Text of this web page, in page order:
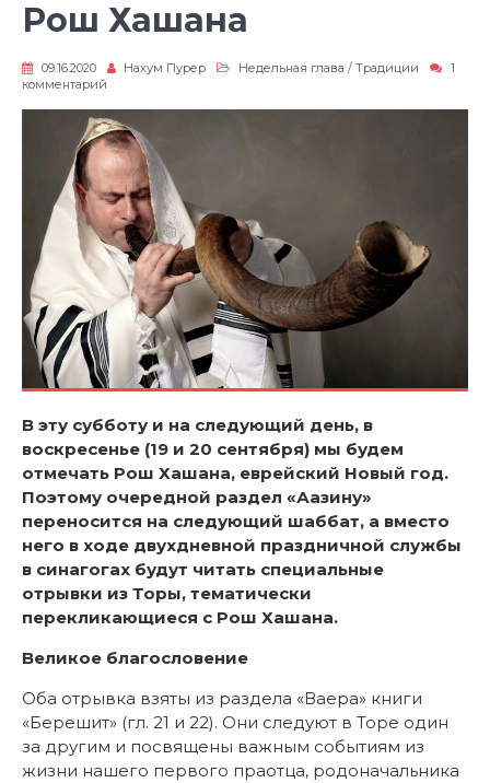
Рош Хашана
09.16.2020 Нахум Пурер Недельная глава / Традиции
1
комментарий
Рош
Хашана
В эту субботу и на следующий день, в
воскресенье (19 и 20 сентября) мы будем
отмечать Рош Хашана, еврейский Новый год.
Поэтому очередной раздел «Аазину»
переносится на следующий шаббат, а вместо
него в ходе двухдневной праздничной службы
в синагогах будут читать специальные
отрывки из Торы, тематически
перекликающиеся с Рош Хашана.
Великое благословение
Оба отрывка взяты из раздела «Ваера» книги
«Берешит» (гл. 21 и 22). Они следуют в Торе один
за другим и посвящены важным событиям из
жизни нашего первого праотца, родоначальника